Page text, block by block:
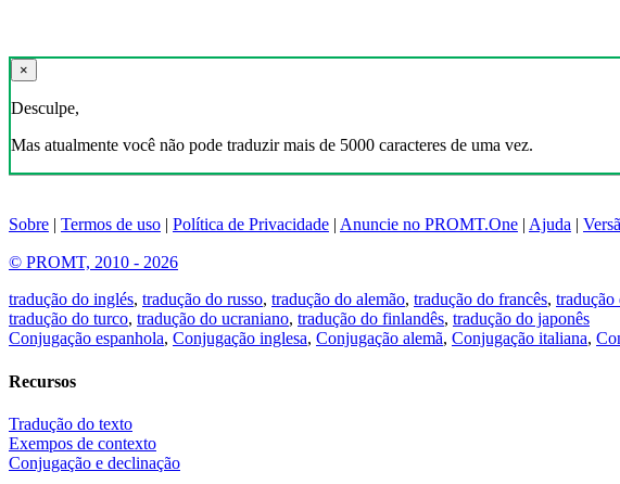
×
Desculpe,
Mas atualmente você não pode traduzir mais de 5000 caracteres de uma vez.
Sobre | Termos de uso | Política de Privacidade | Anuncie no PROMT.One | Ajuda |
© PROMT, 2010 - 2026
tradução do inglés, tradução do russo, tradução do alemão, tradução do francês, tradução
tradução do turco, tradução do ucraniano, tradução do finlandês, tradução do japonês
Conjugação espanhola, Conjugação inglesa, Conjugação alemã, Conjugação italiana,
Recursos
Tradução do texto
Exempos de contexto
Conjugação e declinação